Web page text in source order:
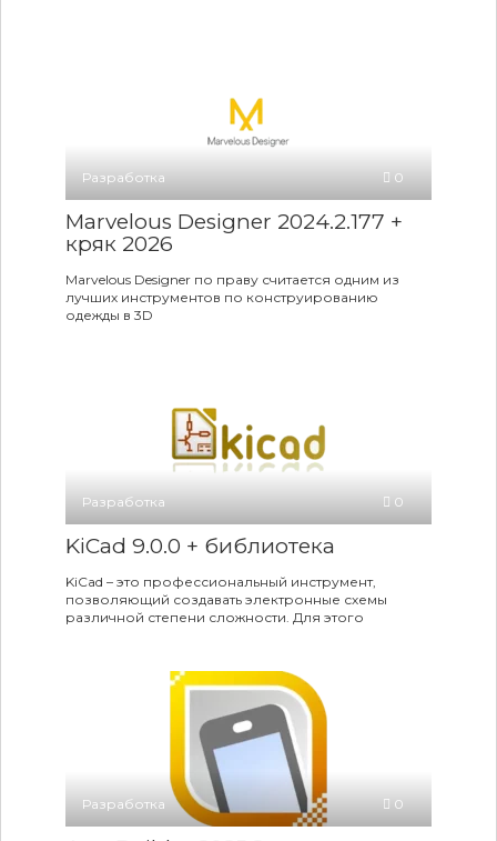
Разработка 0
Marvelous Designer 2024.2.177 +
кряк 2026
Marvelous Designer по праву считается одним из
лучших инструментов по конструированию
одежды в 3D
Разработка 0
KiCad 9.0.0 + библиотека
KiCad – это профессиональный инструмент,
позволяющий создавать электронные схемы
различной степени сложности. Для этого
Разработка 0